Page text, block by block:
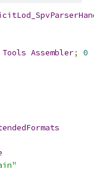
Tools Assembler;
0